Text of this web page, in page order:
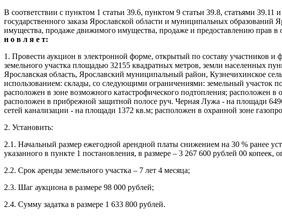
В соответствии с пунктом 1 статьи 39.6, пунктом 9 статьи 39.8, статьями
государственного заказа Ярославской области и муниципальных
имущества, продаже движимого имущества, продаже и предоставлению прав
н о в л я е т:
1. Провести аукцион в электронной форме, открытый по составу участников
земельного участка площадью 32155 квадратных метров, земли населенных
Ярославская область, Ярославский муниципальный район, Кузнечихинское
использованием: склады, со следующими ограничениями: земельный участок
расположен в зоне возможного катастрофического подтопления; расположен
расположен в прибрежной защитной полосе руч. Черная Лужа - на площади
сетей канализации - на площади 1372 кв.м; расположен в охранной зоне
2. Установить:
2.1. Начальный размер ежегодной арендной платы снижением на 30 % ранее
указанного в пункте 1 постановления, в размере – 3 267 600 рублей 00
2.2. Срок аренды земельного участка – 7 лет 4 месяца;
2.3. Шаг аукциона в размере 98 000 рублей;
2.4. Сумму задатка в размере 1 633 800 рублей.